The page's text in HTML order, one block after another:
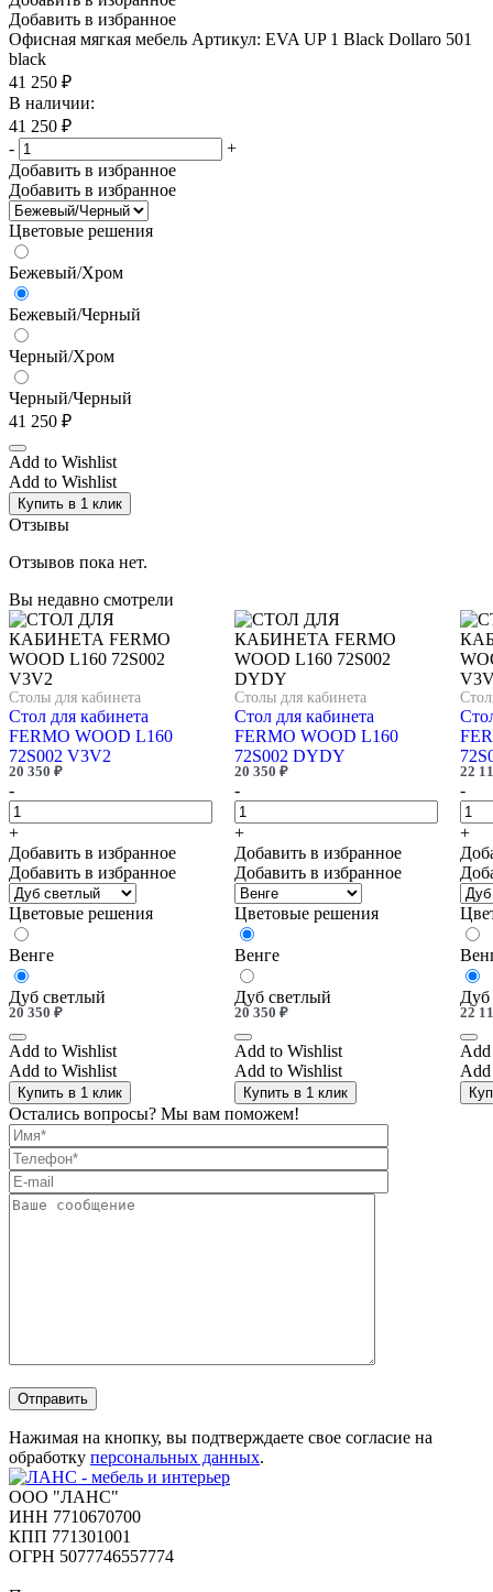
Добавить в избранное
Офисная мягкая мебель Артикул: EVA UP 1 Black Dollaro 501
black
41 250 ₽
В наличии:
41 250 ₽
-
+
Добавить в избранное
Добавить в избранное
Цветовые решения
Бежевый/Хром
Бежевый/Черный
Черный/Хром
Черный/Черный
41 250 ₽
Add to Wishlist
Add to Wishlist
Купить в 1 клик
Отзывы
Отзывов пока нет.
Вы недавно смотрели
Столы для кабинета
Стол для кабинета
FERMO WOOD L160
72S002 V3V2
20 350 ₽
-
+
Добавить в избранное
Добавить в избранное
Цветовые решения
Венге
Дуб светлый
20 350 ₽
Add to Wishlist
Add to Wishlist
Купить в 1 клик
Столы для кабинета
Стол для кабинета
FERMO WOOD L160
72S002 DYDY
20 350 ₽
-
+
Добавить в избранное
Добавить в избранное
Цветовые решения
Венге
Дуб светлый
20 350 ₽
Add to Wishlist
Add to Wishlist
Купить в 1 клик
22
-
+
Дуб
22
Остались вопросы? Мы вам поможем!
Отправить
Нажимая на кнопку, вы подтверждаете свое согласие на
обработку персональных данных.
ООО "ЛАНС"
ИНН 7710670700
КПП 771301001
ОГРН 5077746557774